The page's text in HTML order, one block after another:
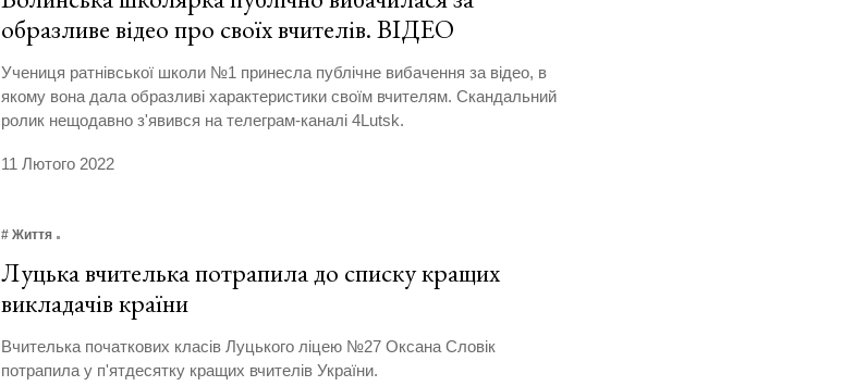
образливе відео про своїх вчителів. ВІДЕО
Учениця ратнівської школи №1 принесла публічне вибачення за відео, в
якому вона дала образливі характеристики своїм вчителям. Скандальний
ролик нещодавно з'явився на телеграм-каналі 4Lutsk.
11 Лютого 2022
# Життя
Луцька вчителька потрапила до списку кращих
викладачів країни
Вчителька початкових класів Луцького ліцею №27 Оксана Словік
потрапила у п'ятдесятку кращих вчителів України.